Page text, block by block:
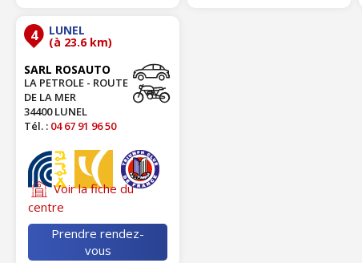
4 LUNEL
(à 23.6 km)
SARL ROSAUTO
LA PETROLE - ROUTE
DE LA MER
34400 LUNEL
Tél. : 04 67 91 96 50
Voir la fiche du
centre
Prendre rendez-
vous